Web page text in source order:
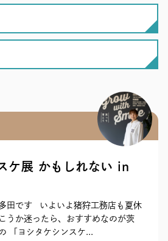
ケ展 かもしれない in
田です いよいよ猪狩工務店も夏休
うか迷ったら、おすすめなのが茨
「ヨシタケシンスケ...